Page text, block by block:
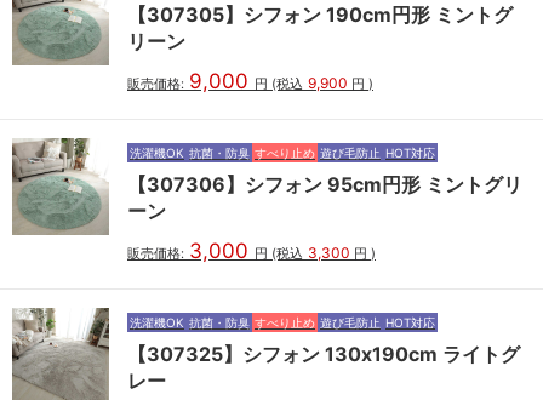
【307305】シフォン 190cm円形 ミントグ
リーン
販売価格: 9,000 円 (税込 9,900 円 )
洗濯機OK 抗菌・防臭 すべり止め 遊び毛防止 HOT対応
【307306】シフォン 95cm円形 ミントグリ
ーン
販売価格: 3,000 円 (税込 3,300 円 )
洗濯機OK 抗菌・防臭 すべり止め 遊び毛防止 HOT対応
【307325】シフォン 130x190cm ライトグ
レー